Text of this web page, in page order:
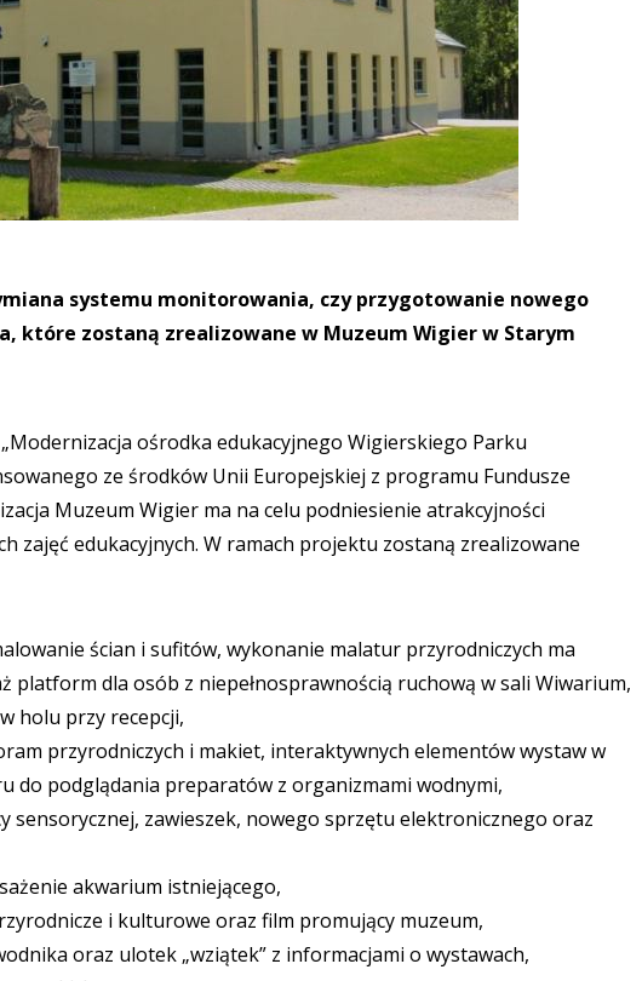
systemu monitorowania, czy przygotowanie nowego
które zostaną zrealizowane w Muzeum Wigier w Starym
ośrodka edukacyjnego Wigierskiego Parku
ze środków Unii Europejskiej z programu Fundusze
Muzeum Wigier ma na celu podniesienie atrakcyjności
zajęć edukacyjnych. W ramach projektu zostaną zrealizowane
ścian i sufitów, wykonanie malatur przyrodniczych ma
platform dla osób z niepełnosprawnością ruchową w sali Wiwarium,
holu przy recepcji,
przyrodniczych i makiet, interaktywnych elementów wystaw w
do podglądania preparatów z organizmami wodnymi,
sensorycznej, zawieszek, nowego sprzętu elektronicznego oraz
akwarium istniejącego,
i kulturowe oraz film promujący muzeum,
oraz ulotek „wziątek” z informacjami o wystawach,